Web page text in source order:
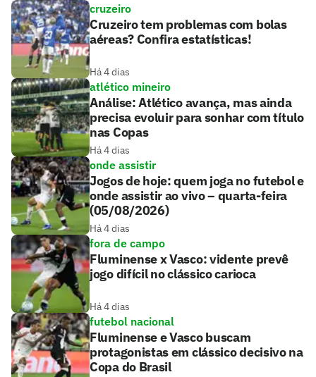
cruzeiro
Cruzeiro tem problemas com bolas
aéreas? Confira estatísticas!
Há 4 dias
atlético mineiro
Análise: Atlético avança, mas ainda
precisa evoluir para sonhar com título
nas Copas
Há 4 dias
onde assistir
Jogos de hoje: quem joga no futebol e
onde assistir ao vivo – quarta-feira
(05/08/2026)
Há 4 dias
fora de campo
Fluminense x Vasco: vidente prevê
jogo difícil no clássico carioca
Há 4 dias
futebol nacional
Fluminense e Vasco buscam
protagonistas em clássico decisivo na
Copa do Brasil